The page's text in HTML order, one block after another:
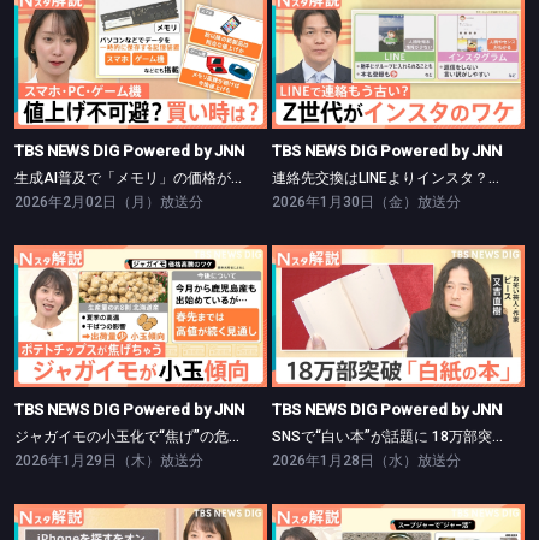
TBS NEWS DIG Powered by JNN
生成AI普及で「メモリ」の価格が高騰【Nスタ】
TBS NEWS DIG Powered by JNN
生成AI普及で「メモリ」の価格が高騰【Nスタ】
2026年2月02日（月）放送分
TBS NEWS DIG Powered by JNN
連絡先交換はLINEよりインスタ？【Nスタ】
TBS NEWS DIG Powered by JNN
連絡先交換はLINEよりインスタ？【Nスタ】
2026年1月30日（金）放送分
TBS NEWS DIG Powered by JNN
ジャガイモの小玉化で“焦げ”の危機？【Nスタ】
TBS NEWS DIG Powered by JNN
ジャガイモの小玉化で“焦げ”の危機？【Nスタ】
2026年1月29日（木）放送分
TBS NEWS DIG Powered by JNN
TBS NEWS DIG Powered by JNN
SNSで“白い本”が話題に 18万部突破【Nスタ】
2026年1月28日（水）放送分